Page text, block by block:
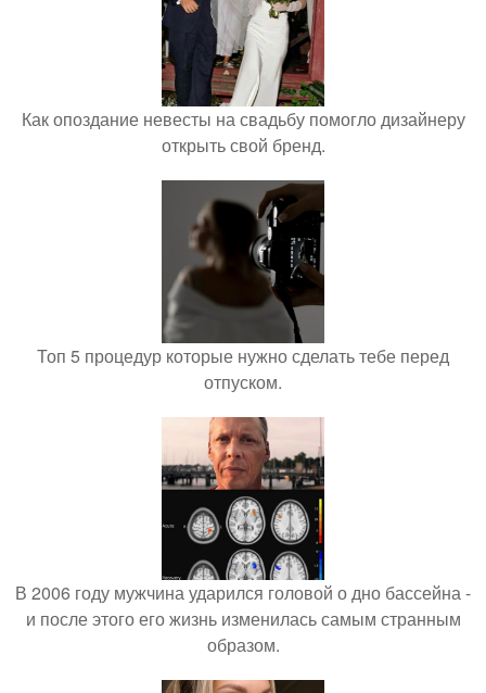
Как опоздание невесты на свадьбу помогло дизайнеру
открыть свой бренд.
Топ 5 процедур которые нужно сделать тебе перед
отпуском.
В 2006 году мужчина ударился головой о дно бассейна -
и после этого его жизнь изменилась самым странным
образом.